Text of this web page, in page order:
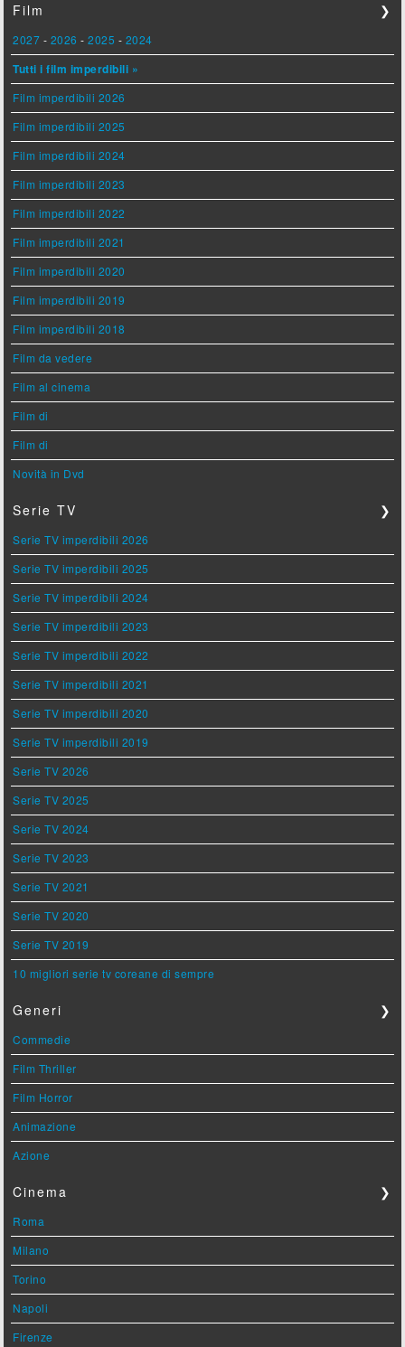
Film ❯
2027 - 2026 -2025 - 2024
Tutti i film imperdibili »
Film imperdibili 2026
Film imperdibili 2025
Film imperdibili 2024
Film imperdibili 2023
Film imperdibili 2022
Film imperdibili 2021
Film imperdibili 2020
Film imperdibili 2019
Film imperdibili 2018
Film da vedere
Film al cinema
Film di
Film di
Novità in Dvd
Serie TV ❯
Serie TV imperdibili 2026
Serie TV imperdibili 2025
Serie TV imperdibili 2024
Serie TV imperdibili 2023
Serie TV imperdibili 2022
Serie TV imperdibili 2021
Serie TV imperdibili 2020
Serie TV imperdibili 2019
Serie TV 2026
Serie TV 2025
Serie TV 2024
Serie TV 2023
Serie TV 2021
Serie TV 2020
Serie TV 2019
10 migliori serie tv coreane di sempre
Generi ❯
Commedie
Film Thriller
Film Horror
Animazione
Azione
Cinema ❯
Roma
Milano
Torino
Napoli
Firenze